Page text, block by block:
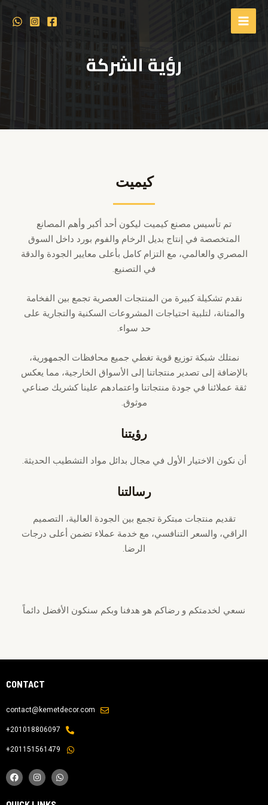
رؤية الشركة
كيميت
تم تأسيس مصنع كيميت ليكون أحد أكبر وأهم المصانع
المتخصصة في إنتاج بديل الرخام والفوم بورد داخل السوق
المصري والعالمي، مع التزام كامل بأعلى معايير الجودة والدقة
في التصنيع.
نقدم تشكيلة كبيرة من المنتجات العصرية تجمع بين الفخامة
والمتانة، لتلبية احتياجات المشروعات السكنية والتجارية على
حد سواء.
نمتلك شبكة توزيع قوية تغطي جميع محافظات الجمهورية،
بالإضافة إلى تصدير منتجاتنا إلى الأسواق الخارجية، مما يعكس
ثقة عملائنا في جودة منتجاتنا واعتمادهم علينا كشريك صناعي
موثوق.
رؤيتنا
أن نكون الاختيار الأول في مجال بدائل مواد التشطيب الحديثة.
رسالتنا
تقديم منتجات مبتكرة تجمع بين الجودة العالية، التصميم
الراقي، والسعر التنافسي، مع خدمة عملاء تضمن أعلى درجات
الرضا.
نسعي لخدمتكم و رضاكم هو هدفنا وبكم سنكون الأفضل دائماً
CONTACT
contact@kemetdecor.com
201018806097+
201151561479+